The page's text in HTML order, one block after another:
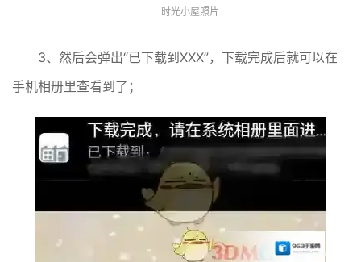
时光小屋照片
3、然后会弹出“已下载到XXX”，下载完成后就可以在
手机相册里查看到了；